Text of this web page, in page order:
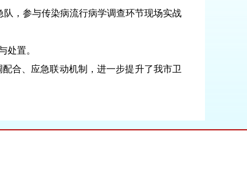
，参与传染病流行病学调查环节现场实战
处置。
合、应急联动机制，进一步提升了我市卫